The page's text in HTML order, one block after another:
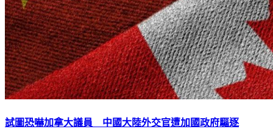
試圖恐嚇加拿大議員 中國大陸外交官遭加國政府驅逐